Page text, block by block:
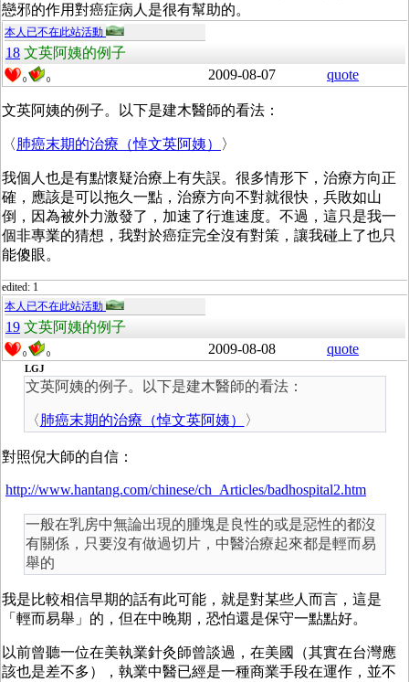
戀邪的作用對癌症病人是很有幫助的。
本人已不在此站活動
18 文英阿姨的例子
0 0 2009-08-07 quote
文英阿姨的例子。以下是建木醫師的看法：
〈肺癌末期的治療（悼文英阿姨） 〉
我個人也是有點懷疑治療上有失誤。很多情形下，治療方向正
確，應該是可以拖久一點，治療方向不對就很快，兵敗如山
倒，因為被外力激發了，加速了行進速度。不過，這只是我一
個非專業的猜想，我對於癌症完全沒有對策，讓我碰上了也只
能傻眼。
edited: 1
本人已不在此站活動
19 文英阿姨的例子
0 0 2009-08-08 quote
LGJ
文英阿姨的例子。以下是建木醫師的看法：
〈肺癌末期的治療（悼文英阿姨） 〉
對照倪大師的自信：
http://www.hantang.com/chinese/ch_Articles/badhospital2.htm
一般在乳房中無論出現的腫塊是良性的或是惡性的都沒
有關係，只要沒有做過切片，中醫治療起來都是輕而易
舉的
我是比較相信早期的話有此可能，就是對某些人而言，這是
「輕而易舉」的，但在中晚期，恐怕還是保守一點點好。
以前曾聽一位在美執業針灸師曾談過，在美國（其實在台灣應
該也是差不多），執業中醫已經是一種商業手段在運作，並不